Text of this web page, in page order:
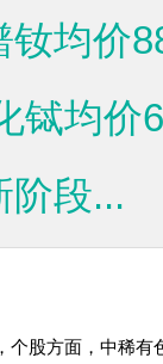
均价
铽均
阶段...
个股方面，中稀